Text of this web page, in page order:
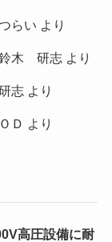
らい より
木 研志より
志より
ＯＤ より
高圧設備に耐